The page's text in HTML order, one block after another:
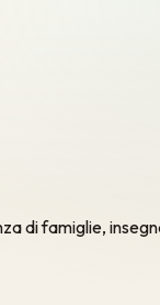
di famiglie,